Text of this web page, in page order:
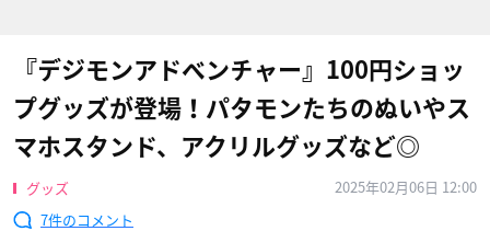
『デジモンアドベンチャー』100円ショッ
プグッズが登場！パタモンたちのぬいやス
マホスタンド、アクリルグッズなど◎
グッズ
2025年02月06日 12:00
7